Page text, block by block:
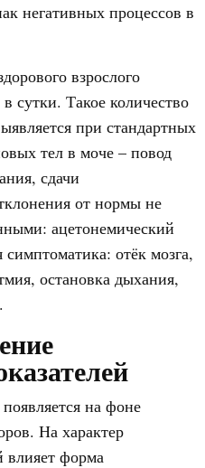
негативных процессов в
взрослого
сутки. Такое количество
при стандартных
тел в моче – повод
сдачи
от нормы не
ацетонемический
отёк мозга,
остановка дыхания,
на фоне
На характер
влияет форма